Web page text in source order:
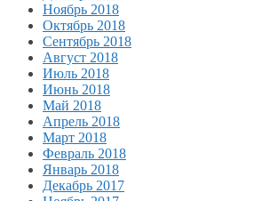
Ноябрь 2018
Октябрь 2018
Сентябрь 2018
Август 2018
Июль 2018
Июнь 2018
Май 2018
Апрель 2018
Март 2018
Февраль 2018
Январь 2018
Декабрь 2017